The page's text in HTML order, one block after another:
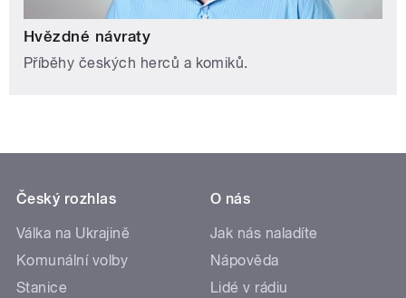
Hvězdné návraty
Příběhy českých herců a komiků.
Český rozhlas
Válka na Ukrajině
Komunální volby
Stanice
O nás
Jak nás naladíte
Nápověda
Lidé v rádiu